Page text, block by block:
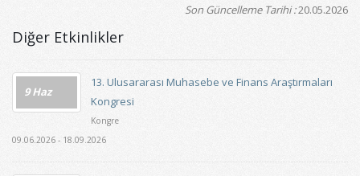
Son Güncelleme Tarihi :20.05.2026
Diğer Etkinlikler
9 Haz
13. Ulusararası Muhasebe ve Finans Araştırmaları
Kongresi
Kongre
09.06.2026 - 18.09.2026